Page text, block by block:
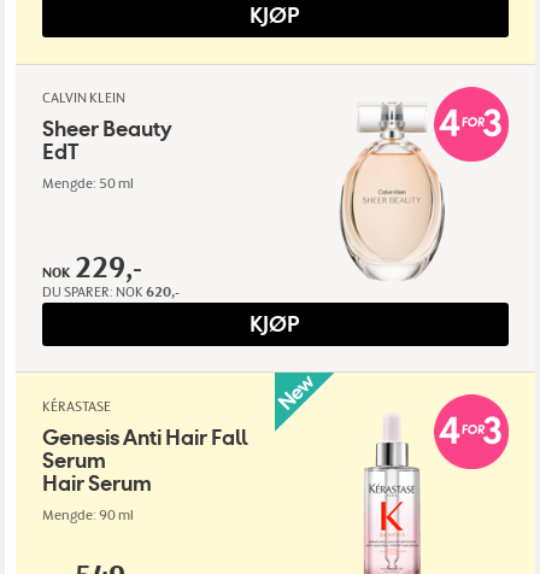
KJØP
CALVIN KLEIN
Sheer Beauty
EdT
Mengde: 50 ml
NOK 229,-
DU SPARER: NOK 620,-
KJØP
KÉRASTASE
Genesis Anti Hair Fall
Serum
Hair Serum
Mengde: 90 ml